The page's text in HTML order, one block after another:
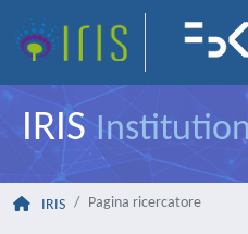
IRIS
IRIS Pagina ricercatore